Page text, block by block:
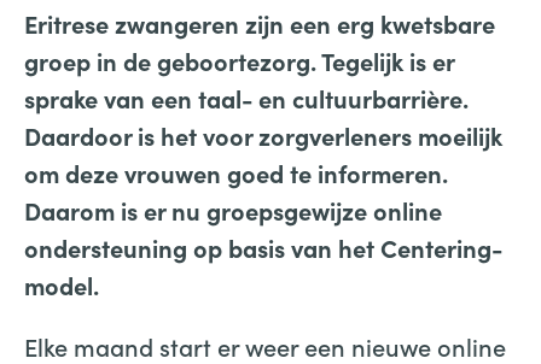
Eritrese zwangeren zijn een erg kwetsbare
groep in de geboortezorg. Tegelijk is er
sprake van een taal- en cultuurbarrière.
Daardoor is het voor zorgverleners moeilijk
om deze vrouwen goed te informeren.
Daarom is er nu groepsgewijze online
ondersteuning op basis van het Centering-
model.
Elke maand start er weer een nieuwe online